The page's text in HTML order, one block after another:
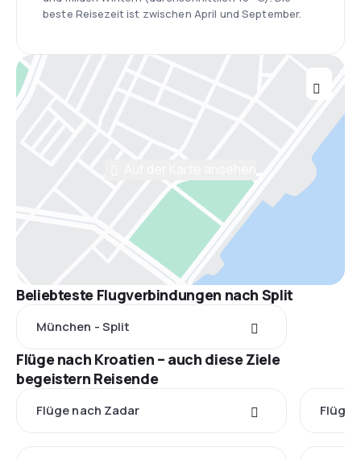
beste Reisezeit ist zwischen April und September.
Beliebteste Flugverbindungen nach Split
München - Split
Flüge nach Kroatien – auch diese Ziele
begeistern Reisende
Flüge nach Zadar Flüge